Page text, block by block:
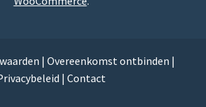
| Overeenkomst ontbinden |
| Contact